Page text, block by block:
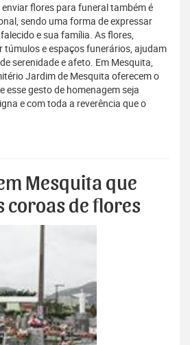
flores para funeral também é
sendo uma forma de expressar
e sua família. As flores,
e espaços funerários, ajudam
serenidade e afeto. Em Mesquita,
Jardim de Mesquita oferecem o
esse gesto de homenagem seja
e com toda a reverência que o
Mesquita que
coroas de flores